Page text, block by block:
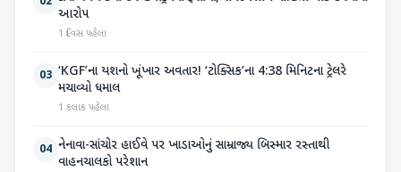
આરોપ
1 દિવસ પહેલા
03 ‘KGF’ના યશનો ખૂંખાર અવતાર! ‘ટોક્સિક’ના 4:38 મિનિટના ટ્રેલરે
મચાવ્યો ધમાલ
1 કલાક પહેલા
04 નેનાવા-સાંચોર હાઈવે પર ખાડાઓનું સામ્રાજ્ય બિસ્માર રસ્તાથી
વાહનચાલકો પરેશાન